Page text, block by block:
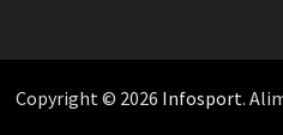
Copyright © 2026 Infosport.